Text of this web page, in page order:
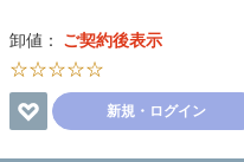
卸値： ご契約後表示
☆☆☆☆☆
新規・ログイン